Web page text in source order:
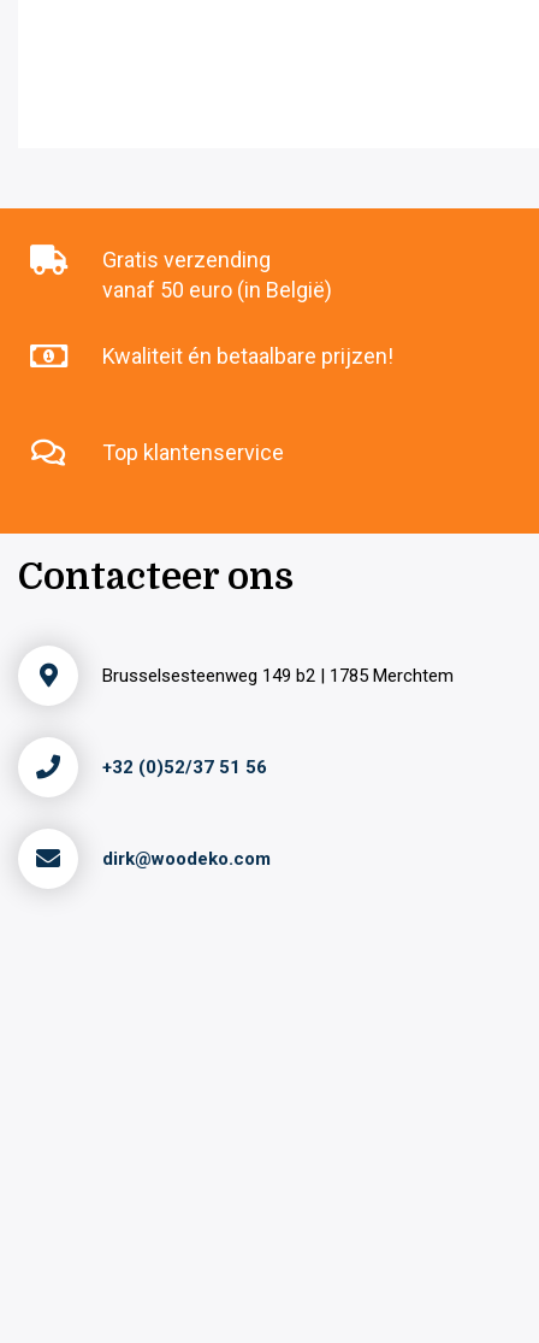
Gratis verzending
vanaf 50 euro (in België)
Kwaliteit én betaalbare prijzen!
Top klantenservice
Contacteer ons
Brusselsesteenweg 149 b2 | 1785 Merchtem
+32 (0)52/37 51 56
dirk@woodeko.com